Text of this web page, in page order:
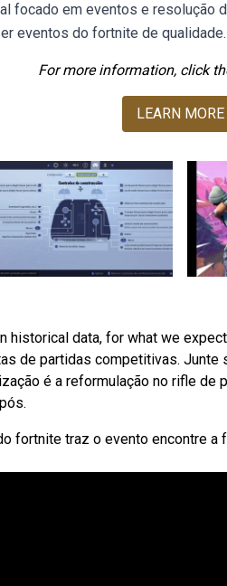
focado em eventos e
eventos do fortnite de qualidade.
For more information, click
LEARN MORE
historical data, for what we
de partidas competitivas. Junte
é a reformulação no rifle de
fortnite traz o evento encontre